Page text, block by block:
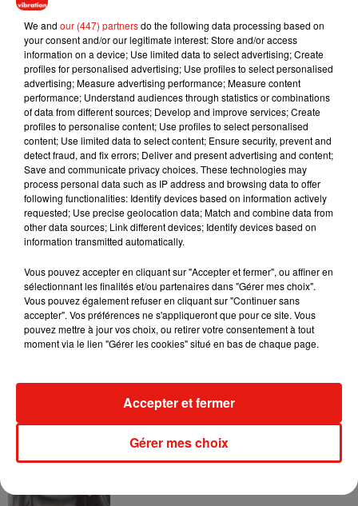
5 août 2026
Benny Blanco invite Selena Gomez et
Becky G sur son nouveau single
4 août 2026
Tiny Desk invite Charlie Puth pour une
live session solaire
4 août 2026
Ariana Grande prendra une pause après
Grand Corps Malade emmène Styleto
Ariana Grande se libère dans son nouvel
We and our (447) partnersdo the following data processing based on
your consent and/or our legitimate interest: Store and/or access
information on a device; Use limited data to select advertising; Create
profiles for personalised advertising; Use profiles to select personalised
advertising; Measure advertising performance; Measure content
performance; Understand audiences through statistics or combinations
of data from different sources; Develop and improve services; Create
profiles to personalise content; Use profiles to select personalised
content; Use limited data to select content; Ensure security, prevent and
detect fraud, and fix errors; Deliver and present advertising and content;
Save and communicate privacy choices. These technologies may
process personal data such as IP address and browsing data to offer
following functionalities: Identify devices based on information actively
requested; Use precise geolocation data; Match and combine data from
other data sources; Link different devices; Identify devices based on
information transmitted automatically.
Vous pouvez accepter en cliquant sur "Accepter et fermer", ou affiner en
sélectionnant les finalités et/ou partenaires dans "Gérer mes choix".
Vous pouvez également refuser en cliquant sur "Continuer sans
accepter". Vos préférences ne s'appliqueront que pour ce site. Vous
pouvez mettre à jour vos choix, ou retirer votre consentement à tout
moment via le lien "Gérer les cookies" situé en bas de chaque page.
Gérer mes choix
Accepter et fermer